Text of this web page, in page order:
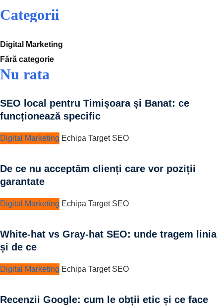
Categorii
Digital Marketing
Fără categorie
Nu rata
SEO local pentru Timișoara și Banat: ce
funcționează specific
Digital Marketing Echipa Target SEO
De ce nu acceptăm clienți care vor poziții
garantate
Digital Marketing Echipa Target SEO
White-hat vs Gray-hat SEO: unde tragem linia
și de ce
Digital Marketing Echipa Target SEO
Recenzii Google: cum le obții etic și ce face